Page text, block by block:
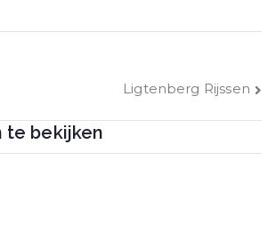
Ligtenberg Rijssen
te bekijken